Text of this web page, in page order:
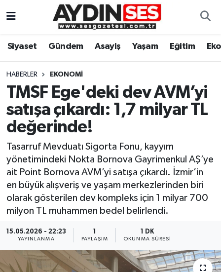
Siyaset Gündem Asayiş Yaşam Eğitim
HABERLER EKONOMI
TMSF Ege'deki dev AVM’yi
satışa çıkardı: 1,7 milyar TL
değerinde!
Tasarruf Mevduatı Sigorta Fonu, kayyım
yönetimindeki Nokta Bornova Gayrimenkul AŞ’ye
ait Point Bornova AVM’yi satışa çıkardı. İzmir’in
en büyük alışveriş ve yaşam merkezlerinden biri
olarak gösterilen dev kompleks için 1 milyar 700
milyon TL muhammen bedel belirlendi.
15.05.2026 - 22:23
YAYINLANMA PAYLAŞIM
1 DK
OKUNMA SÜRESI
Gündem
Siyaset
Ekonomi
Yaşam
Eğitim
Kültür Sanat
Spor
Aydın Hava Durumu
Aydin Namaz Vakitleri
Aydın Trafik Yoğunluk Haritası
Süper Lig Puan Durumu ve Fikstür
Tüm Manşetler
Son Dakika Haberleri
Haber Arşivi